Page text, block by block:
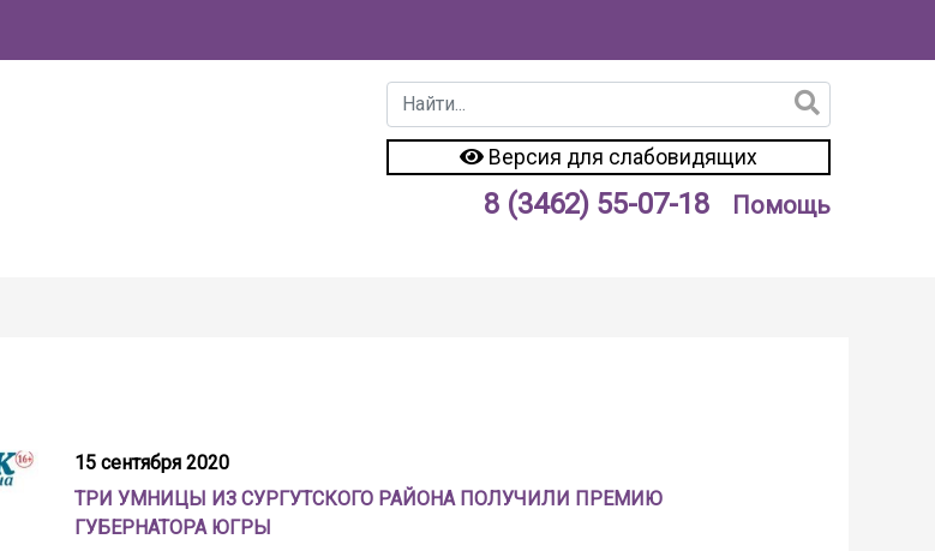
Версия для слабовидящих
8 (3462) 55-07-18 Помощь
15 сентября 2020
ТРИ УМНИЦЫ ИЗ СУРГУТСКОГО РАЙОНА ПОЛУЧИЛИ ПРЕМИЮ
ГУБЕРНАТОРА ЮГРЫ